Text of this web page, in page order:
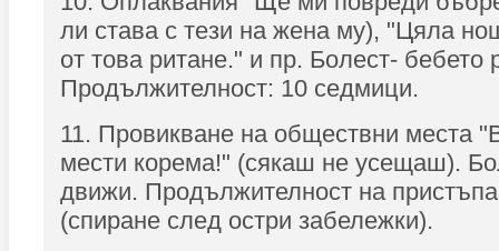
ли става с тези на жена му), "Цяла
от това ритане." и пр. Болест- бебето
Продължителност: 10 седмици.
11. Провикване на обществни места
мести корема!" (сякаш не усещаш).
движи. Продължителност на
(спиране след остри забележки).